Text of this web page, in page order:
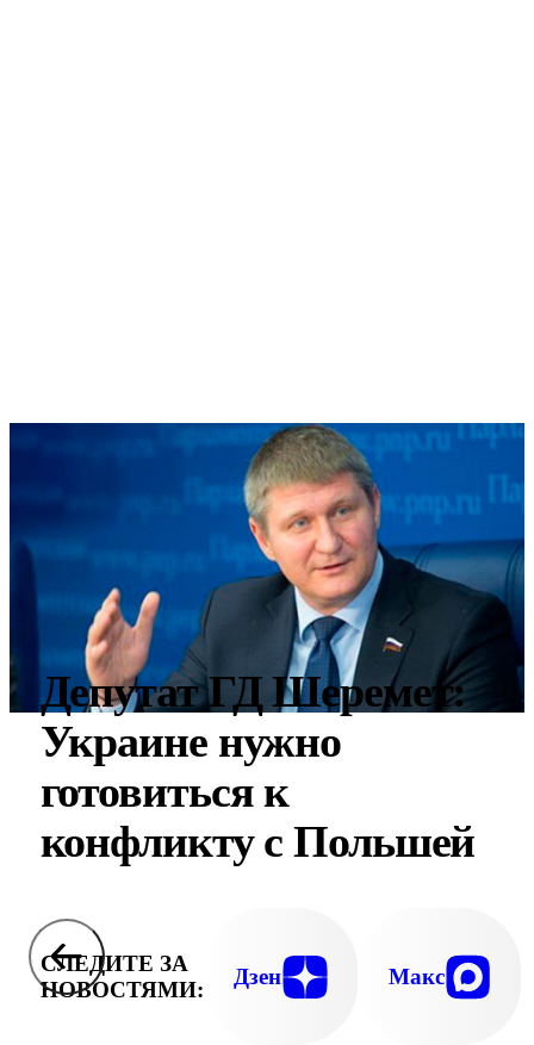
Депутат ГД Шеремет:
Украине нужно
готовиться к
конфликту с Польшей
СЛЕДИТЕ ЗА
НОВОСТЯМИ:
Дзен Макс